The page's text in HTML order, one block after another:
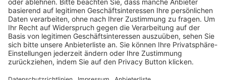
BFV-Geschäftsstellen
Trainerbörse
Login SpielPlus
FOLGE DEM BFV